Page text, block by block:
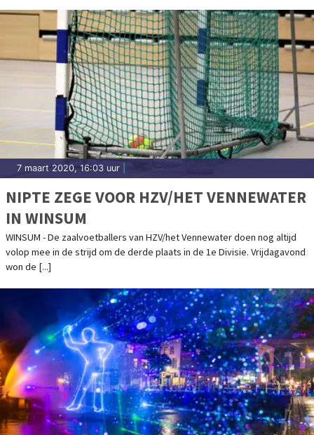
7 maart 2020, 16:03 uur
NIPTE ZEGE VOOR HZV/HET VENNEWATER
IN WINSUM
WINSUM - De zaalvoetballers van HZV/het Vennewater doen nog altijd
volop mee in de strijd om de derde plaats in de 1e Divisie. Vrijdagavond
won de [...]